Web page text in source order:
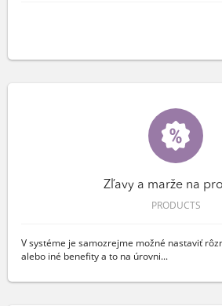
Zľavy a marže na
PRODUCTS
V systéme je samozrejme možné nastaviť
alebo iné benefity a to na úrovni...